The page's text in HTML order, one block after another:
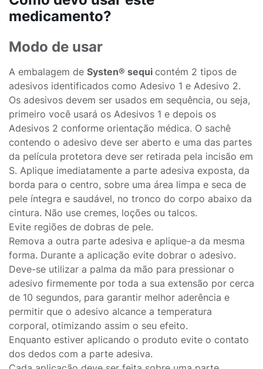
medicamento?
Modo de usar
A embalagem de Systen® sequi contém 2 tipos de
adesivos identificados como Adesivo 1 e Adesivo 2.
Os adesivos devem ser usados em sequência, ou seja,
primeiro você usará os Adesivos 1 e depois os
Adesivos 2 conforme orientação médica. O sachê
contendo o adesivo deve ser aberto e uma das partes
da película protetora deve ser retirada pela incisão em
S. Aplique imediatamente a parte adesiva exposta, da
borda para o centro, sobre uma área limpa e seca de
pele íntegra e saudável, no tronco do corpo abaixo da
cintura. Não use cremes, loções ou talcos.
Evite regiões de dobras de pele.
Remova a outra parte adesiva e aplique-a da mesma
forma. Durante a aplicação evite dobrar o adesivo.
Deve-se utilizar a palma da mão para pressionar o
adesivo firmemente por toda a sua extensão por cerca
de 10 segundos, para garantir melhor aderência e
permitir que o adesivo alcance a temperatura
corporal, otimizando assim o seu efeito.
Enquanto estiver aplicando o produto evite o contato
dos dedos com a parte adesiva.